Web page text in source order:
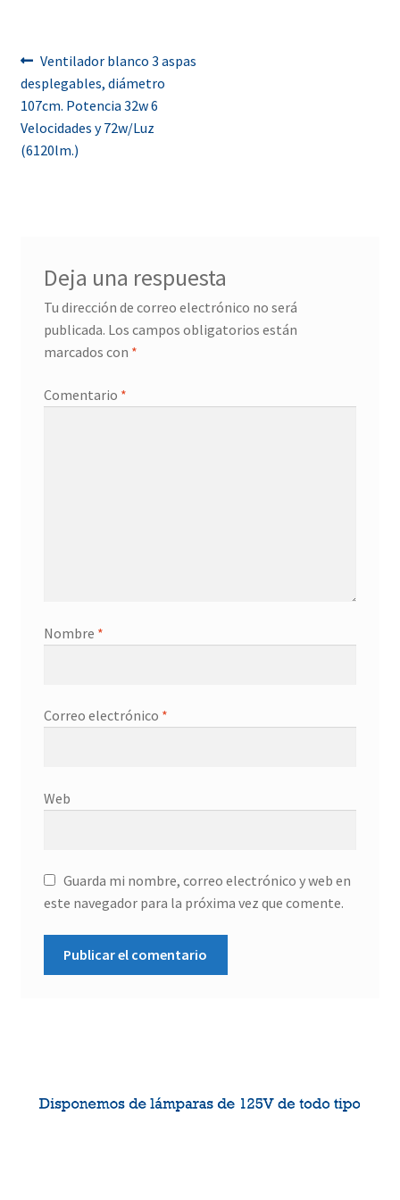
Navegación
de
entradas
Anterior:
Ventilador blanco 3 aspas
desplegables, diámetro
107cm. Potencia 32w 6
Velocidades y 72w/Luz
(6120lm.)
Deja una respuesta
Tu dirección de correo electrónico no será
publicada. Los campos obligatorios están
marcados con *
Comentario *
Nombre *
Correo electrónico *
Web
Guarda mi nombre, correo electrónico y web en
este navegador para la próxima vez que comente.